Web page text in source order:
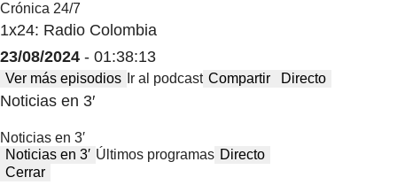
Crónica 24/7
1x24: Radio Colombia
23/08/2024 - 01:38:13
Ver más episodios Ir al podcast Compartir Directo
Noticias en 3′
Noticias en 3′
Noticias en 3′ Últimos programas Directo
Cerrar